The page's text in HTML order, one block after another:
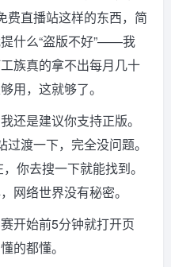
费直播站这样的东西，简
什么“盗版不好”——我
族真的拿不出每月几十
用，这就够了。
还是建议你支持正版。
渡一下，完全没问题。
你去搜一下就能找到。
络世界没有秘密。
开始前5分钟就打开页
的都懂。